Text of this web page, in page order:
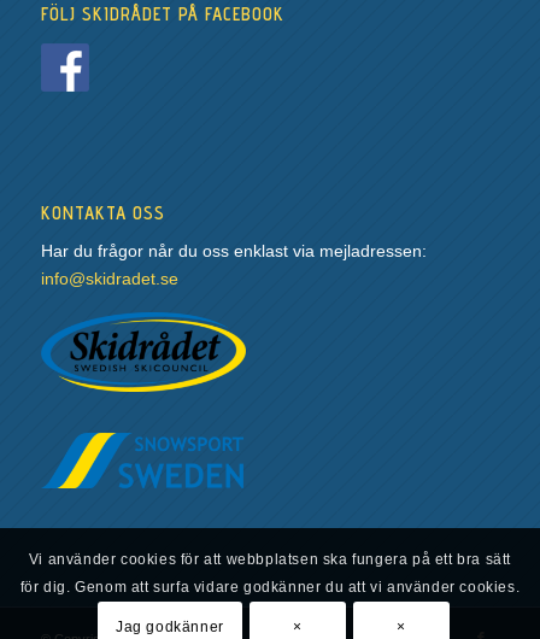
FÖLJ SKIDRÅDET PÅ FACEBOOK
KONTAKTA OSS
Har du frågor når du oss enklast via mejladressen:
info@skidradet.se
Vi använder cookies för att webbplatsen ska fungera på ett bra sätt
för dig. Genom att surfa vidare godkänner du att vi använder cookies.
Jag godkänner × ×